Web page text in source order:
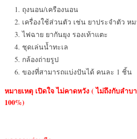
ถุงนอน/เครืองนอน
เครื่องใช้ส่วนตัว เช่น ยาประจำตัว ห
ไฟฉาย ยากันยุง รองเท้าแตะ
ชุดเล่นน้ำทะเล
กล้องถ่ายรูป
ของที่สามารถแบ่งปันได้ คนละ 1 ชิ้น
หมายเหตุ เปิดใจ ไม่คาดหวัง( ไม่ถึงกับลำบ
100%)